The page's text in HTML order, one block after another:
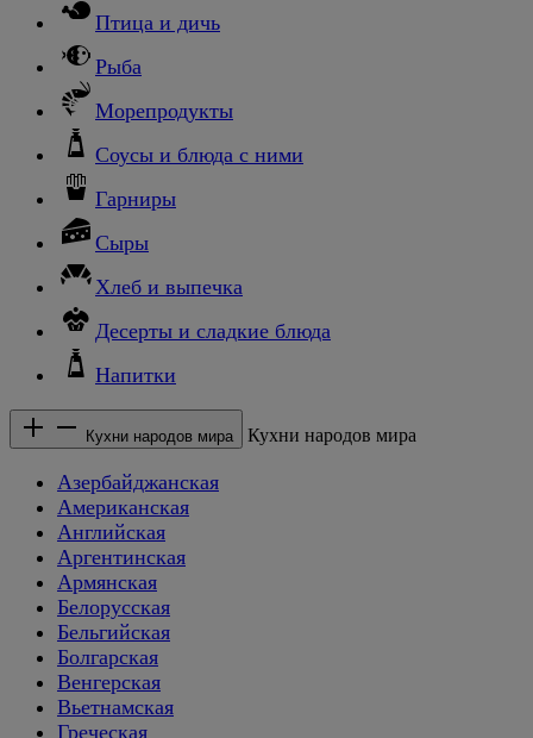
Птица и дичь
Рыба
Морепродукты
Соусы и блюда с ними
Гарниры
Сыры
Хлеб и выпечка
Десерты и сладкие блюда
Напитки
Кухни народов мира Кухни народов мира
Азербайджанская
Американская
Английская
Аргентинская
Армянская
Белорусская
Бельгийская
Болгарская
Венгерская
Вьетнамская
Греческая